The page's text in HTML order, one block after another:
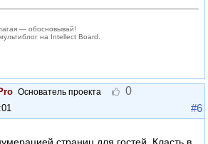
— обосновывай!
на Intellect Board.
Основатель проекта 0
#6
страниц для гостей. Класть в